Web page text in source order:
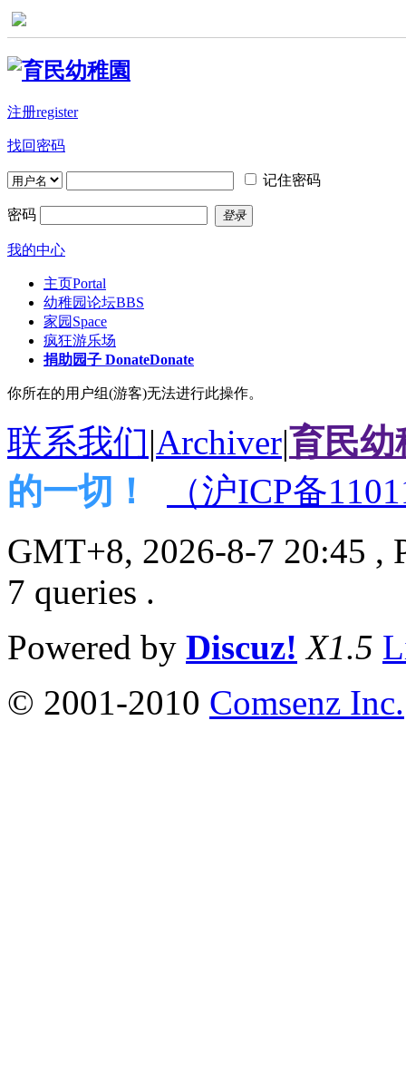
注册register
找回密码
记住密码
密码 登录
我的中心
主页Portal
幼稚园论坛BBS
家园 Space
疯狂游乐场
捐助园子 DonateDonate
你所在的用户组(游客)无法进行此操作。
联系我们|Archiver|育民幼
的一切！
（沪ICP备
GMT+8, 2026-8-7 20:45 ,
7 queries .
Powered by Discuz! X1.5
© 2001-2010 Comsenz Inc.